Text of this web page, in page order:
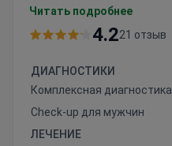
PremiQaMed Group,
UNIQA. В одном
стационарная помощь и
Пациенты могут
выбранного ими
Читать подробнее
4.221 отзыв
ДИАГНОСТИКИ
Комплексная
Check-up для мужчин
ЛЕЧЕНИЕ